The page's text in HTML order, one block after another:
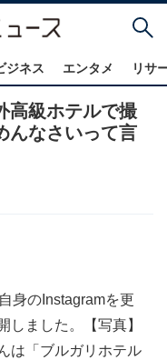
ジネス エンタメ リサ
高級ホテルで撮
んなさいって言
身のInstagramを更
しました。【写真】
は「ブルガリホテル